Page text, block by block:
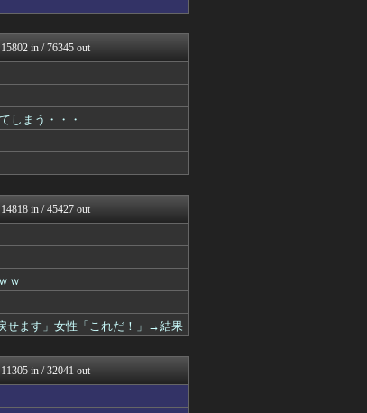
プラ ログ
さんいらっしゃい 海外...
しん！
まめ2ch
速報 | GENSHI...
にゅー -韓国の反応-
板拾い読み
まとめ速報
第一！ニュース録
こーる速報！
ッター速報
ケまとめ・COM
ちゃんねる
的ゲーム速報＠刃
速
15802 in / 76345 out
しまう・・・
14818 in / 45427 out
ｗ
せます」女性「これだ！」→結果
11305 in / 32041 out